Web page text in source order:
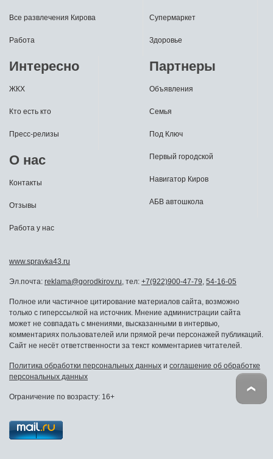
Все развлечения Кирова
Работа
Супермаркет
Здоровье
Интересно
ЖКХ
Кто есть кто
Пресс-релизы
О нас
Контакты
Отзывы
Работа у нас
Партнеры
Объявления
Семья
Под Ключ
Первый городской
Навигатор Киров
АБВ автошкола
www.spravka43.ru
Эл.почта: reklama@gorodkirov.ru , тел: +7(922)900-47-79 54-16-05
Полное или частичное цитирование материалов сайта, возможно
только с гиперссылкой на источник. Мнение администрации сайта
может не совпадать с мнениями, высказанными в интервью,
комментариях пользователей или прямой речи персонажей публикаций.
Сайт не несёт ответственности за текст комментариев читателей.
Политика обработки персональных данных и соглашение об обработке
персональных данных
Ограничение по возрасту: 16+